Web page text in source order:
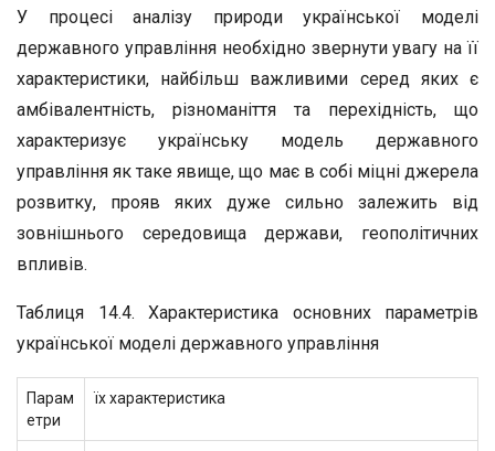
У процесі аналізу природи української моделі
державного управління необхідно звернути увагу на її
характеристики, найбільш важливими серед яких є
амбівалентність, різноманіття та перехідність, що
характеризує українську модель державного
управління як таке явище, що має в собі міцні джерела
розвитку, прояв яких дуже сильно залежить від
зовнішнього середовища держави, геополітичних
впливів.
Таблиця 14.4. Характеристика основних параметрів
української моделі державного управління
Парам
етри
їх характеристика